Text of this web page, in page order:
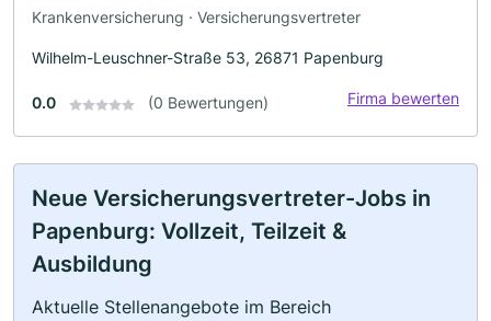
Krankenversicherung · Versicherungsvertreter
Wilhelm-Leuschner-Straße 53, 26871 Papenburg
0.0 (0 Bewertungen) Firma bewerten
Neue Versicherungsvertreter-Jobs in
Papenburg: Vollzeit, Teilzeit &
Ausbildung
Aktuelle Stellenangebote im Bereich